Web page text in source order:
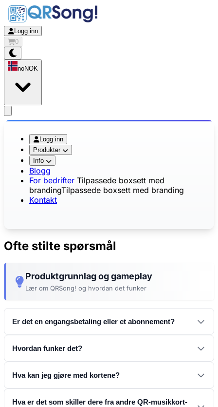
Logg inn
0
noNOK
Logg inn
Produkter
Info
Blogg
For bedrifter Tilpassede boxsett med
brandingTilpassede boxsett med branding
Kontakt
Ofte stilte spørsmål
Produktgrunnlag og gameplay
Lær om QRSong! og hvordan det funker
Er det en engangsbetaling eller et abonnement?
Hvordan funker det?
Hva kan jeg gjøre med kortene?
Hva er det som skiller dere fra andre QR-musikkort-